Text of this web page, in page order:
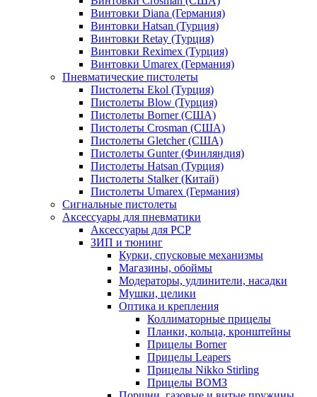
Винтовки Diana (Германия)
Винтовки Hatsan (Турция)
Винтовки Retay (Турция)
Винтовки Reximex (Турция)
Винтовки Umarex (Германия)
Пневматические пистолеты
Пистолеты Ekol (Турция)
Пистолеты Blow (Турция)
Пистолеты Borner (США)
Пистолеты Crosman (США)
Пистолеты Gletcher (США)
Пистолеты Gunter (Финляндия)
Пистолеты Hatsan (Турция)
Пистолеты Stalker (Китай)
Пистолеты Umarex (Германия)
Сигнальные пистолеты
Аксессуары для пневматики
Аксессуары для PCP
ЗИП и тюнинг
Курки, спусковые механизмы
Магазины, обоймы
Модераторы, удлинители, насадки
Мушки, целики
Оптика и крепления
Коллиматорные прицелы
Планки, кольца, кронштейны
Прицелы Borner
Прицелы Leapers
Прицелы Nikko Stirling
Прицелы ВОМЗ